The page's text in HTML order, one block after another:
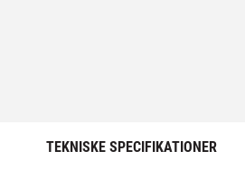
TEKNISKE SPECIFIKATIONER